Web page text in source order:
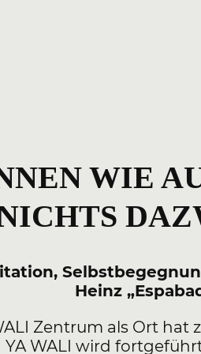
WIE
Heinz
Zentrum als Ort hat
YA WALI wird